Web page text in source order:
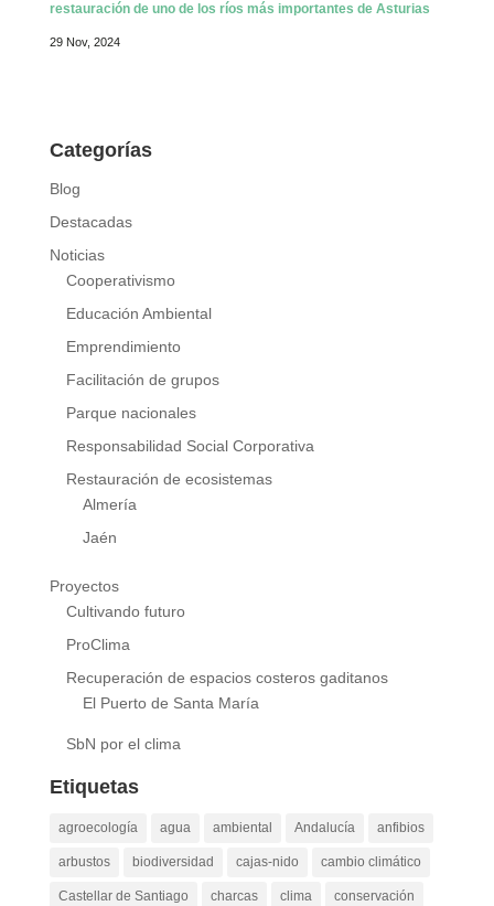
restauración de uno de los ríos más importantes de Asturias
29 Nov, 2024
Categorías
Blog
Destacadas
Noticias
Cooperativismo
Educación Ambiental
Emprendimiento
Facilitación de grupos
Parque nacionales
Responsabilidad Social Corporativa
Restauración de ecosistemas
Almería
Jaén
Proyectos
Cultivando futuro
ProClima
Recuperación de espacios costeros gaditanos
El Puerto de Santa María
SbN por el clima
Etiquetas
agroecología agua ambiental Andalucía anfibios
arbustos biodiversidad cajas-nido cambio climático
Castellar de Santiago charcas clima conservación